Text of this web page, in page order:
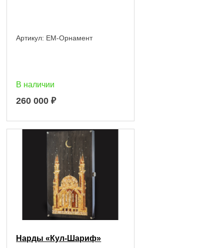
Артикул: EM-Орнамент
В наличии
260 000 ₽
Нарды «Кул-Шариф»